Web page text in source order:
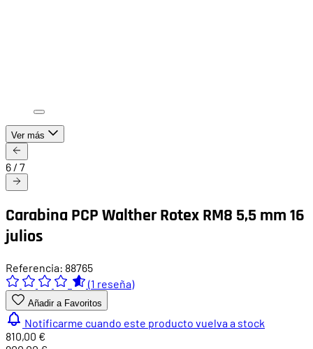
Ver más
6 / 7
Carabina PCP Walther Rotex RM8 5,5 mm 16
julios
Referencia: 88765
(1 reseña)
Añadir a Favoritos
Notificarme cuando este producto vuelva a stock
810,00 €